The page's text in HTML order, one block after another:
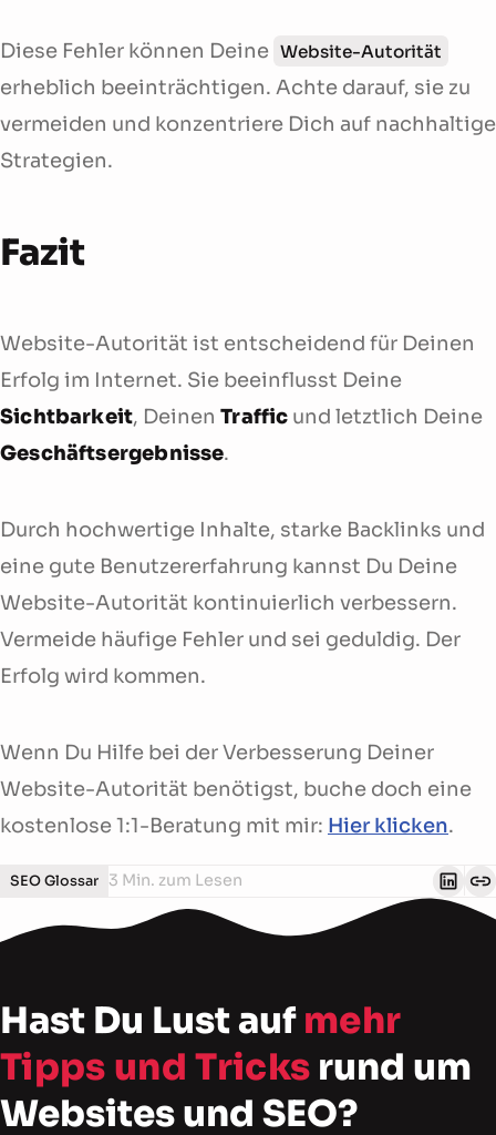
Diese Fehler können Deine Website-Autorität
erheblich beeinträchtigen. Achte darauf, sie zu
vermeiden und konzentriere Dich auf nachhaltige
Strategien.
Fazit
Website-Autorität ist entscheidend für Deinen
Erfolg im Internet. Sie beeinflusst Deine
Sichtbarkeit, DeinenTraffic und letztlich Deine
Geschäftsergebnisse.
Durch hochwertige Inhalte, starke Backlinks und
eine gute Benutzererfahrung kannst Du Deine
Website-Autorität kontinuierlich verbessern.
Vermeide häufige Fehler und sei geduldig. Der
Erfolg wird kommen.
Wenn Du Hilfe bei der Verbesserung Deiner
Website-Autorität benötigst, buche doch eine
kostenlose 1:1-Beratung mit mir: Hier klicken.
SEO Glossar 3 Min. zum Lesen
Hast Du Lust auf mehr
Tipps und Tricks rund um
Websites und SEO?